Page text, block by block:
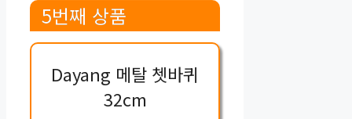
5번째 상품
Dayang 메탈 쳇바퀴
32cm